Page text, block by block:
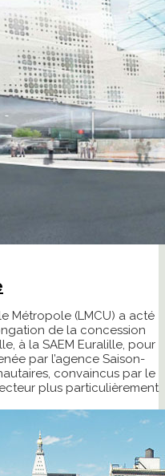
Métropole (LMCU) a acté
de la concession
à la SAEM Euralille, pour
par l’agence Saison-
convaincus par le
plus particulièrement